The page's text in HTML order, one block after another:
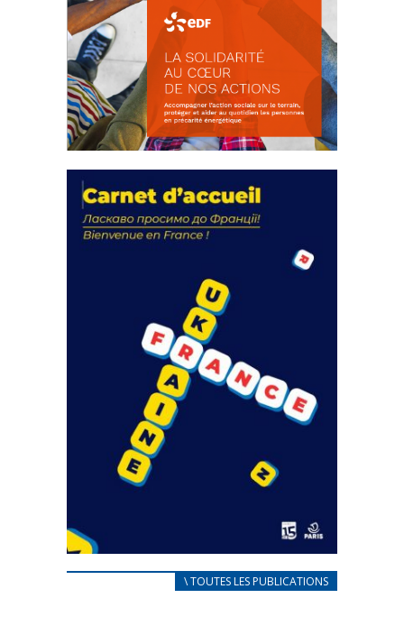
actions
18 septembre 2023
FEUILLETER
CARNET D’ACCUEIL\ TOUTES LES PUBLICATIONS